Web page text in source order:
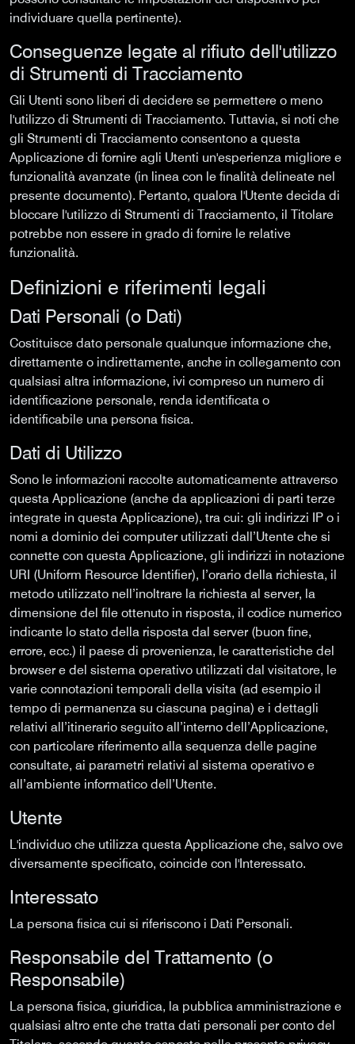
individuare quella pertinente).
Conseguenze legate al rifiuto dell'utilizzo
di Strumenti di Tracciamento
Gli Utenti sono liberi di decidere se permettere o meno
l'utilizzo di Strumenti di Tracciamento. Tuttavia, si noti che
gli Strumenti di Tracciamento consentono a questa
Applicazione di fornire agli Utenti un'esperienza migliore e
funzionalità avanzate (in linea con le finalità delineate nel
presente documento). Pertanto, qualora l'Utente decida di
bloccare l'utilizzo di Strumenti di Tracciamento, il Titolare
potrebbe non essere in grado di fornire le relative
funzionalità.
Definizioni e riferimenti legali
Dati Personali (o Dati)
Costituisce dato personale qualunque informazione che,
direttamente o indirettamente, anche in collegamento con
qualsiasi altra informazione, ivi compreso un numero di
identificazione personale, renda identificata o
identificabile una persona fisica.
Dati di Utilizzo
Sono le informazioni raccolte automaticamente attraverso
questa Applicazione (anche da applicazioni di parti terze
integrate in questa Applicazione), tra cui: gli indirizzi IP o i
nomi a dominio dei computer utilizzati dall’Utente che si
connette con questa Applicazione, gli indirizzi in notazione
URI (Uniform Resource Identifier), l’orario della richiesta, il
metodo utilizzato nell’inoltrare la richiesta al server, la
dimensione del file ottenuto in risposta, il codice numerico
indicante lo stato della risposta dal server (buon fine,
errore, ecc.) il paese di provenienza, le caratteristiche del
browser e del sistema operativo utilizzati dal visitatore, le
varie connotazioni temporali della visita (ad esempio il
tempo di permanenza su ciascuna pagina) e i dettagli
relativi all’itinerario seguito all’interno dell’Applicazione,
con particolare riferimento alla sequenza delle pagine
consultate, ai parametri relativi al sistema operativo e
all’ambiente informatico dell’Utente.
Utente
L'individuo che utilizza questa Applicazione che, salvo ove
diversamente specificato, coincide con l'Interessato.
Interessato
La persona fisica cui si riferiscono i Dati Personali.
Responsabile del Trattamento (o
Responsabile)
La persona fisica, giuridica, la pubblica amministrazione e
qualsiasi altro ente che tratta dati personali per conto del